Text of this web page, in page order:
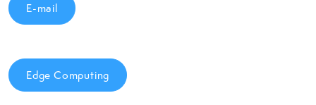
E-mail
Edge Computing